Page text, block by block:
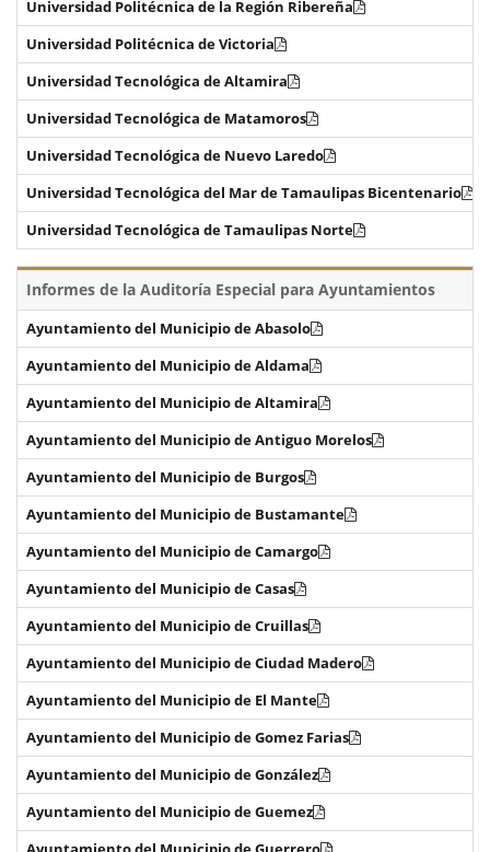
Universidad Politécnica de la Región Ribereña
Universidad Politécnica de Victoria
Universidad Tecnológica de Altamira
Universidad Tecnológica de Matamoros
Universidad Tecnológica de Nuevo Laredo
Universidad Tecnológica del Mar de Tamaulipas Bicentenario
Universidad Tecnológica de Tamaulipas Norte
Informes de la Auditoría Especial para Ayuntamientos
Ayuntamiento del Municipio de Abasolo
Ayuntamiento del Municipio de Aldama
Ayuntamiento del Municipio de Altamira
Ayuntamiento del Municipio de Antiguo Morelos
Ayuntamiento del Municipio de Burgos
Ayuntamiento del Municipio de Bustamante
Ayuntamiento del Municipio de Camargo
Ayuntamiento del Municipio de Casas
Ayuntamiento del Municipio de Cruillas
Ayuntamiento del Municipio de Ciudad Madero
Ayuntamiento del Municipio de El Mante
Ayuntamiento del Municipio de Gomez Farias
Ayuntamiento del Municipio de González
Ayuntamiento del Municipio de Guemez